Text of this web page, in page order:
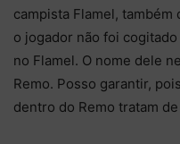
campista Flamel,
o jogador não foi
no Flamel. O nome dele
Remo. Posso garantir,
dentro do Remo tratam